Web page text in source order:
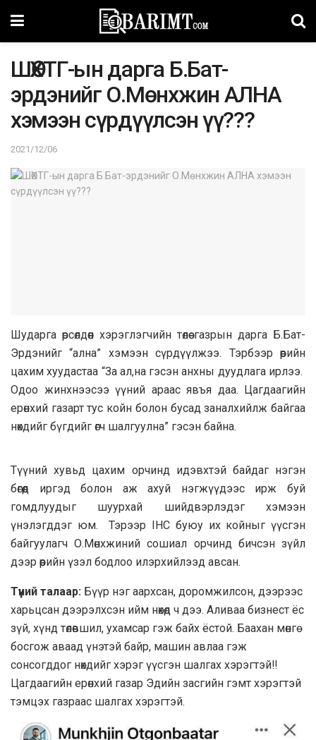
ШӨХТГ-ын даргa Б.Бат-
эрдэнийг О.Мөнхжин AЛHA
хэмээн сүрдүүлсэн үү???
2021/12/06
Шударга өрсөлдөөн хэрэглэгчийн төлөө газрын дарга Б.Бат-
Эрдэнийг “ална” хэмээн сүрдүүлжээ. Тэрбээр өөрийн
цахим хуудастаа “За ал,на гэсэн анхны дуудлага ирлээ.
Одоо жинхнээсээ үүний араас явъя даа. Цагдаагийн
ерөнхий газарт тус койн болон бусад заналхийлж байгаа
нөхдийг бүгдийг өгч шалгуулна” гэсэн байна.
Түүний хувьд цахим орчинд идэвхтэй байдаг нэгэн
бөгөөд иргэд болон аж ахуй нэгжүүдээс ирж буй
гомдлуудыг шуурхай шийдвэрлэдэг хэмээн
үнэлэгддэг юм. Тэрээр IHC буюу их койныг үүсгэн
байгуулагч О.Мөнхжиний сошиал орчинд бичсэн зүйл
дээр өөрийн үзэл бодлоо илэрхийлээд авсан.
Түүний талаар: Бүүр нэг аархсан, доромжилсон, дээрээс
харьцсан дээрэлхсэн ийм нөхөд ч дээ. Аливаа бизнест ёс
зүй, хүнд төлөвшил, ухамсар гэж байх ёстой. Баахан мөнгө
босгож аваад үнэтэй байр, машин авлаа гэж
сонсогддог нөхдийг хэрэг үүсгэн шалгах хэрэгтэй‼
Цагдаагийн ерөнхий газар Эдийн засгийн гэмт хэрэгтэй
тэмцэх газраас шалгах хэрэгтэй.